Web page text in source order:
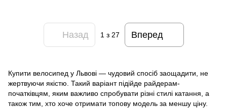
Назад 1 з 27 Вперед
Купити велосипед у Львові — чудовий спосіб заощадити, не
жертвуючи якістю. Такий варіант підійде райдерам-
початківцям, яким важливо спробувати різні стилі катання, а
також тим, хто хоче отримати топову модель за меншу ціну.